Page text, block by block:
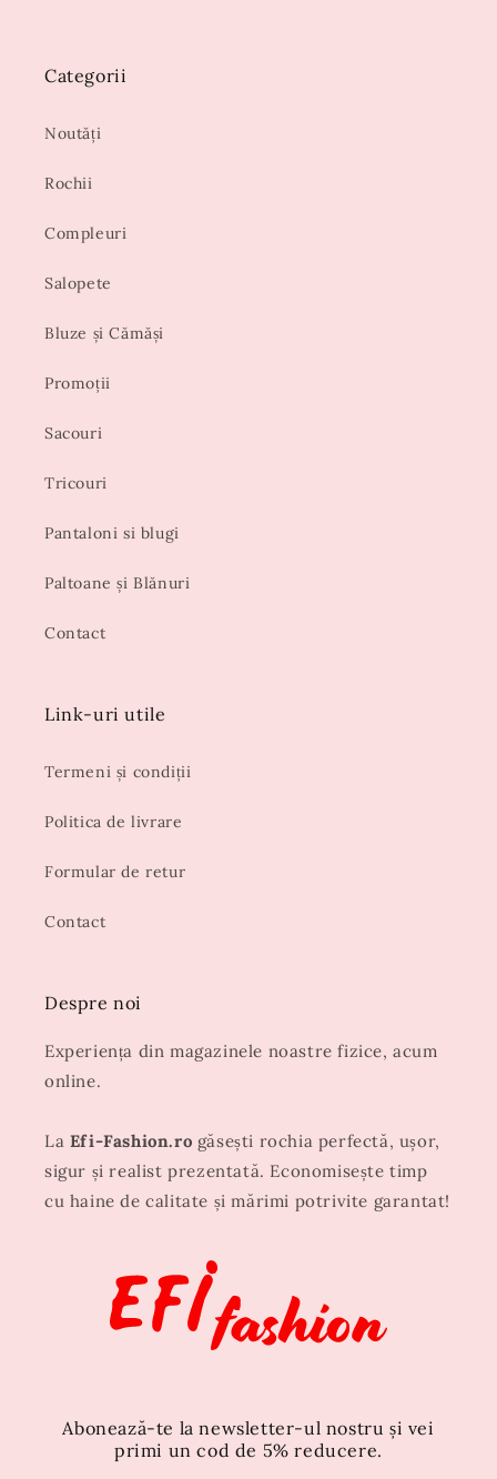
Categorii
Noutăți
Rochii
Compleuri
Salopete
Bluze și Cămăși
Promoții
Sacouri
Tricouri
Pantaloni si blugi
Paltoane și Blănuri
Contact
Link-uri utile
Termeni și condiții
Politica de livrare
Formular de retur
Contact
Despre noi
Experiența din magazinele noastre fizice, acum
online.
La Efi-Fashion.ro găsești rochia perfectă, ușor,
sigur și realist prezentată. Economisește timp
cu haine de calitate și mărimi potrivite garantat!
Abonează-te la newsletter-ul nostru și vei
primi un cod de 5% reducere.